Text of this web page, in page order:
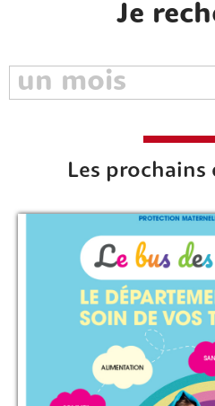
Je
Les prochains